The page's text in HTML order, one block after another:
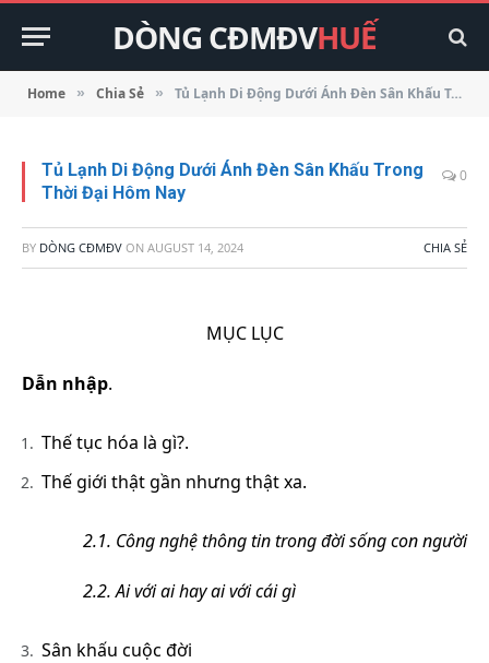
DÒNG CĐMĐVHUẾ
Home » Chia Sẻ » Tủ Lạnh Di Động Dưới Ánh Đèn Sân Khấu Trong Thời Đại Hôm Nay
Tủ Lạnh Di Động Dưới Ánh Đèn Sân Khấu Trong
Thời Đại Hôm Nay
0
BY DÒNG CĐMĐV ON AUGUST 14, 2024 CHIA SẺ
MỤC LỤC
Dẫn nhập.
Thế tục hóa là gì?.
Thế giới thật gần nhưng thật xa.
2.1. Công nghệ thông tin trong đời sống con người
2.2. Ai với ai hay ai với cái gì
Sân khấu cuộc đời